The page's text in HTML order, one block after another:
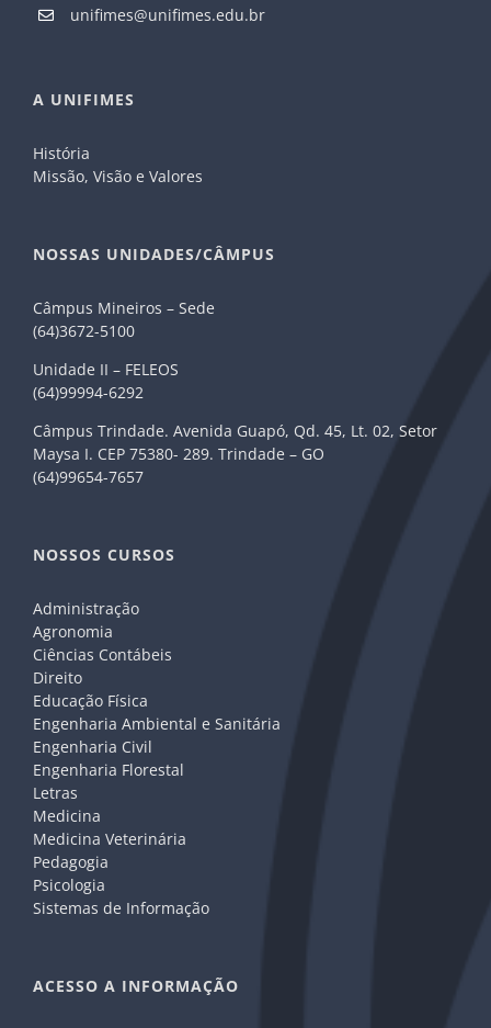
unifimes@unifimes.edu.br
A UNIFIMES
História
Missão, Visão e Valores
NOSSAS UNIDADES/CÂMPUS
Câmpus Mineiros – Sede
(64)3672-5100
Unidade II – FELEOS
(64)99994-6292
Câmpus Trindade. Avenida Guapó, Qd. 45, Lt. 02, Setor
Maysa I. CEP 75380- 289. Trindade – GO
(64)99654-7657
NOSSOS CURSOS
Administração
Agronomia
Ciências Contábeis
Direito
Educação Física
Engenharia Ambiental e Sanitária
Engenharia Civil
Engenharia Florestal
Letras
Medicina
Medicina Veterinária
Pedagogia
Psicologia
Sistemas de Informação
ACESSO A INFORMAÇÃO